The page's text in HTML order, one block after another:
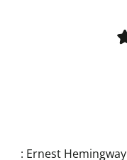
: Ernest Hemingway